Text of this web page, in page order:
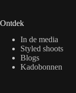
Ontdek
In de media
Styled shoots
Blogs
Kadobonnen